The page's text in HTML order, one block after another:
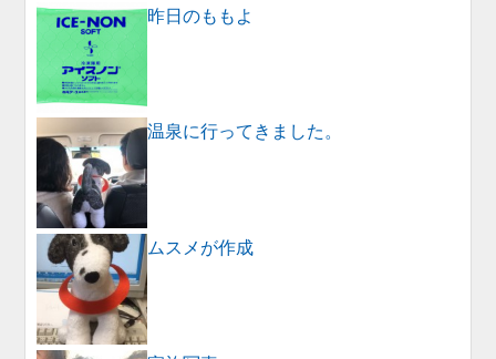
昨日のももよ
温泉に行ってきました。
ムスメが作成